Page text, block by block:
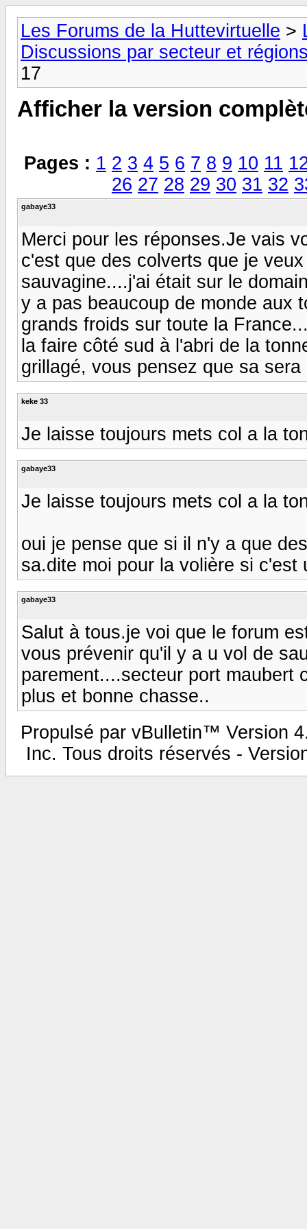
Les Forums de la Huttevirtuelle >
Discussions par secteur et
17
Afficher la version
Pages : 1 2 3 4 5 6 7 8 9 10 11
26 27 28 29 30 31 32
gabaye33
Merci pour les réponses.Je vais
c'est que des colverts que je
sauvagine....j'ai était sur le
y a pas beaucoup de monde aux
grands froids sur toute la
la faire côté sud à l'abri de la
grillagé, vous pensez que sa
keke 33
Je laisse toujours mets col a la
gabaye33
Je laisse toujours mets col a la
oui je pense que si il n'y a que
sa.dite moi pour la volière si
gabaye33
Salut à tous.je voi que le forum
vous prévenir qu'il y a u vol de
parement....secteur port maubert
plus et bonne chasse..
Propulsé par vBulletin™ Version
Inc. Tous droits réservés -